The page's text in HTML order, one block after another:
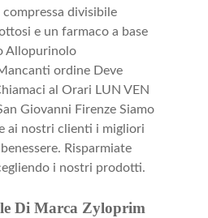
divisibile
e un farmaco a base
Allopurinolo
ordine Deve
al Orari LUN VEN
Giovanni Firenze Siamo
ai nostri clienti i migliori
Risparmiate
i nostri prodotti.
Di Marca Zyloprim